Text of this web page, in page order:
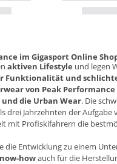
im Gigasport Online
aktiven Lifestyle und legen
Funktionalität und
von Peak Performance
die Urban Wear. Die
drei Jahrzehnten der Aufgabe
mit Profiskifahrern die
die Entwicklung zu einem
howauch für die